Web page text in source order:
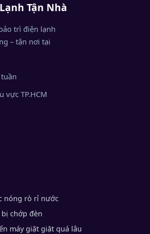
Tận Nhà
trì điện lạnh
– tận nơi tại
vực TP.HCM
nóng rò rỉ nước
bị chớp đèn
máy giặt giặt quá lâu